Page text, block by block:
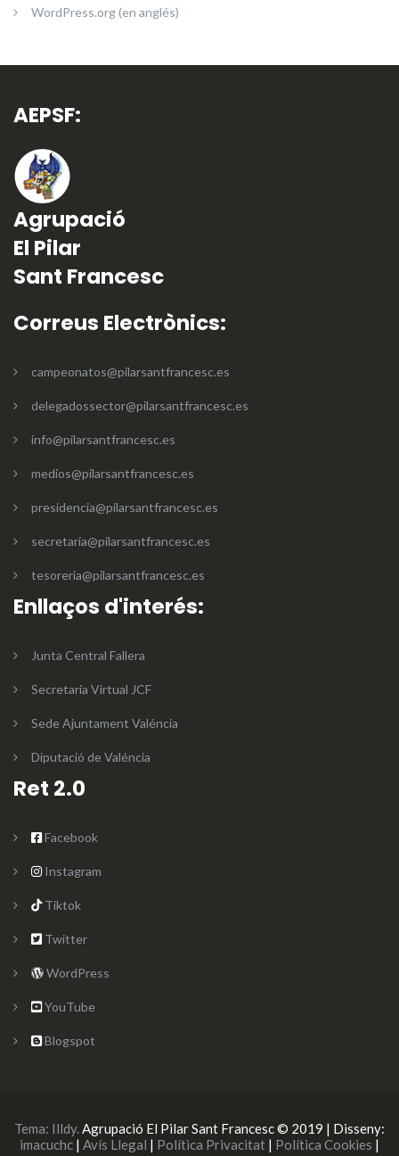
WordPress.org (en anglés)
AEPSF:
Agrupació
El Pilar
Sant Francesc
Correus Electrònics:
campeonatos@pilarsantfrancesc.es
delegadossector@pilarsantfrancesc.es
info@pilarsantfrancesc.es
medios@pilarsantfrancesc.es
presidencia@pilarsantfrancesc.es
secretaria@pilarsantfrancesc.es
tesoreria@pilarsantfrancesc.es
Enllaços d'interés:
Junta Central Fallera
Secretaria Virtual JCF
Sede Ajuntament Valéncia
Diputació de Valéncia
Ret 2.0
Facebook
Instagram
Tiktok
Twitter
WordPress
YouTube
Blogspot
Tema: Illdy.Agrupació El Pilar Sant Francesc © 2019 | Disseny:
imacuchc | Avís Llegal | Política Privacitat | Política Cookies |